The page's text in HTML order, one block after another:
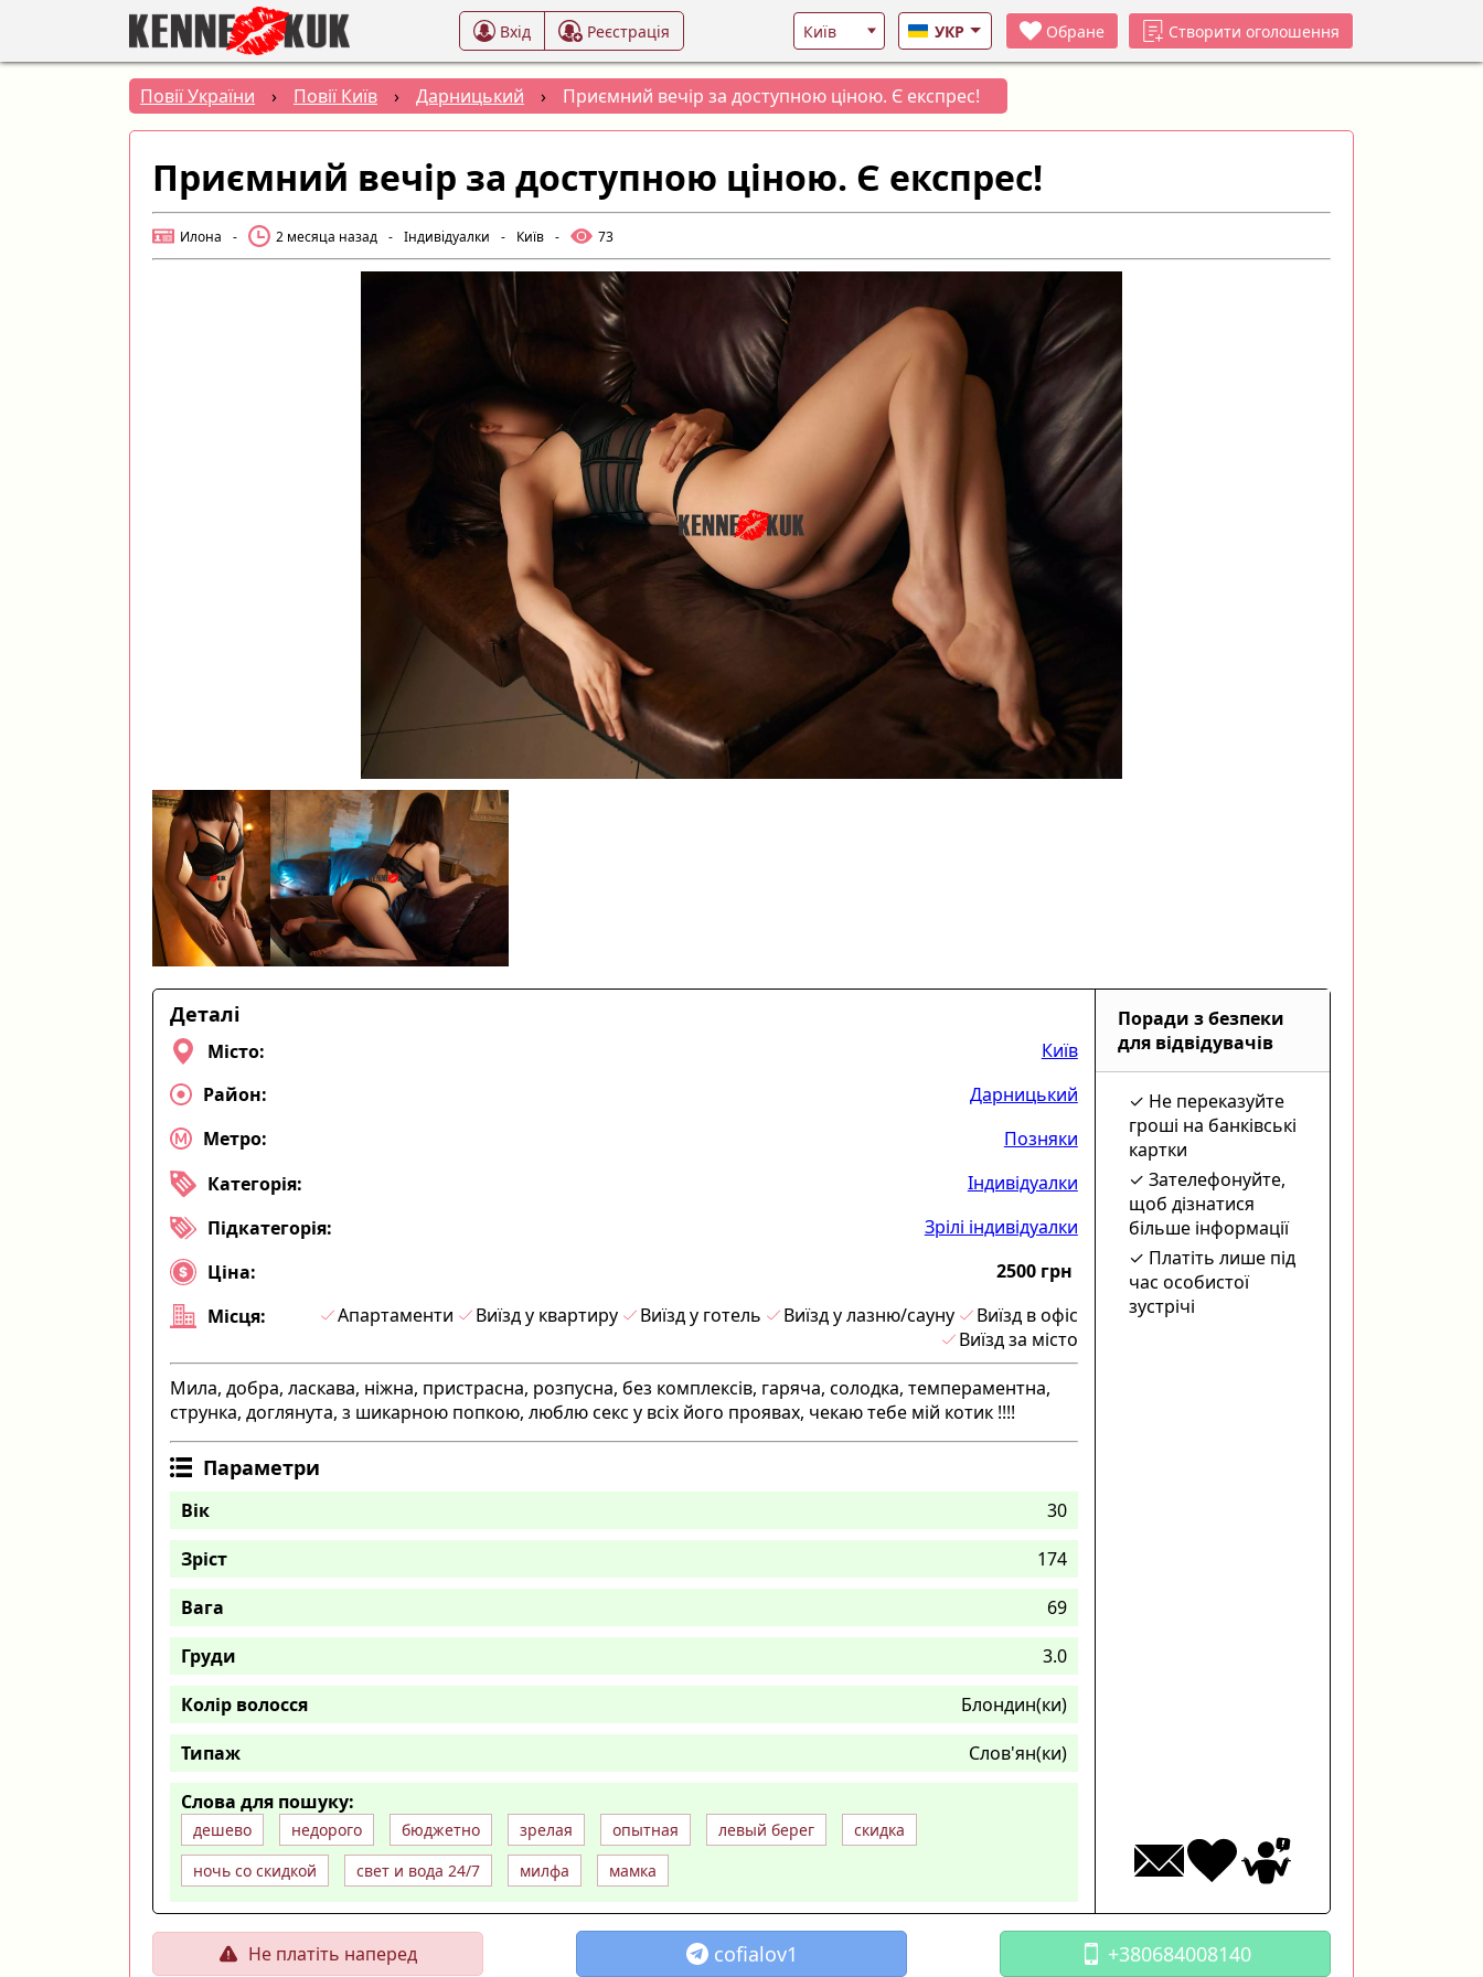
Вхід Реєстрація УКР Обране Створити оголошення
Повії України › Повії Київ › Дарницький › Приємний вечір за доступною ціною. Є експрес!
Приємний вечір за доступною ціною. Є експрес!
Илона - 2 месяца назад - Індивідуалки - Київ - 73
Деталі
Місто:
Київ
Район:
Дарницький
Метро:
Позняки
Категорія:
Індивідуалки
Підкатегорія:
Зрілі індивідуалки
Ціна:
2500 грн
Місця:
Апартаменти Виїзд у квартиру Виїзд у готель Виїзд у лазню/сауну
Виїзд в офіс
Виїзд за місто
Мила, добра, ласкава, ніжна, пристрасна, розпусна, без комплексів, гаряча, солодка, темпераментна,
струнка, доглянута, з шикарною попкою, люблю секс у всіх його проявах, чекаю тебе мій котик !!!!
Параметри
Вік
30
Зріст
174
Вага
69
Груди
3.0
Колір волосся
Блондин(ки)
Типаж
Слов'ян(ки)
Слова для пошуку:
дешево недорого бюджетно зрелая опытная левый берег
скидка
ночь со скидкой
свет и вода 24/7 милфа мамка
Поради з безпеки
для відвідувачів
Не переказуйте
гроші на банківські
картки
Зателефонуйте,
щоб дізнатися
більше інформації
Платіть лише під
час особистої
зустрічі
Не платіть наперед cofialov1 +380684008140